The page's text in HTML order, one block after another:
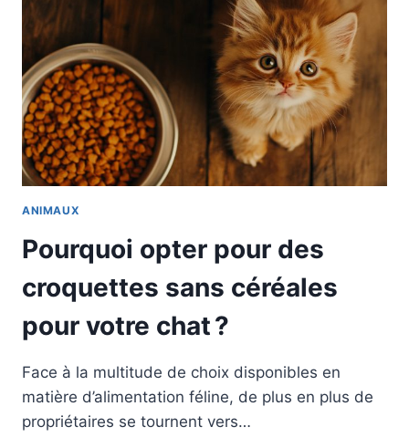
ANIMAUX
Pourquoi opter pour des
croquettes sans céréales
pour votre chat ?
Face à la multitude de choix disponibles en
matière d’alimentation féline, de plus en plus de
propriétaires se tournent vers…